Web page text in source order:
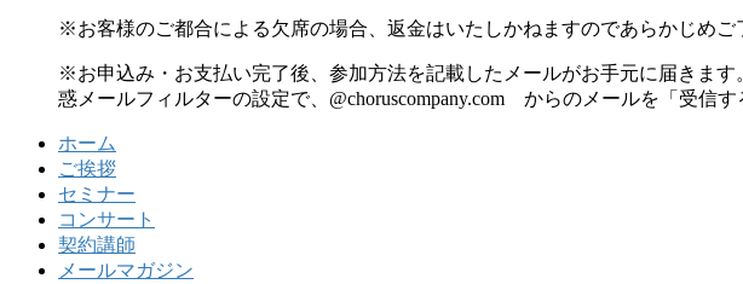
※お客様のご都合による欠席の場合、返金はいたしかねますのであらかじめご
※お申込み・お支払い完了後、参加方法を記載したメールがお手元に届きま
惑メールフィルターの設定で、@choruscompany.com からのメールを「受信す
ホーム
ご挨拶
セミナー
コンサート
契約講師
メールマガジン